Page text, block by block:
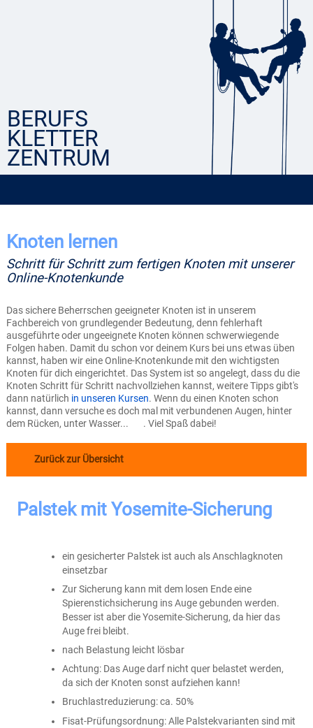
BERUFS
KLETTER
ZENTRUM
Knoten lernen
Schritt für Schritt zum fertigen Knoten mit unserer
Online-Knotenkunde
Das sichere Beherrschen geeigneter Knoten ist in unserem
Fachbereich von grundlegender Bedeutung, denn fehlerhaft
ausgeführte oder ungeeignete Knoten können schwerwiegende
Folgen haben. Damit du schon vor deinem Kurs bei uns etwas üben
kannst, haben wir eine Online-Knotenkunde mit den wichtigsten
Knoten für dich eingerichtet. Das System ist so angelegt, dass du die
Knoten Schritt für Schritt nachvollziehen kannst, weitere Tipps gibt's
dann natürlich in unseren Kursen. Wenn du einen Knoten schon
kannst, dann versuche es doch mal mit verbundenen Augen, hinter
dem Rücken, unter Wasser...
. Viel Spaß dabei!
Zurück zur Übersicht
Palstek mit Yosemite-Sicherung
ein gesicherter Palstek ist auch als Anschlagknoten
einsetzbar
Zur Sicherung kann mit dem losen Ende eine
Spierenstichsicherung ins Auge gebunden werden.
Besser ist aber die Yosemite-Sicherung, da hier das
Auge frei bleibt.
nach Belastung leicht lösbar
Achtung: Das Auge darf nicht quer belastet werden,
da sich der Knoten sonst aufziehen kann!
Bruchlastreduzierung: ca. 50%
Fisat-Prüfungsordnung: Alle Palstekvarianten sind mit